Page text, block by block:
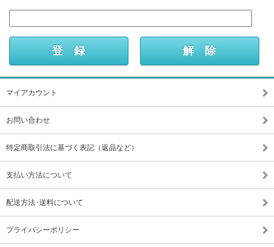
マイアカウント
お問い合わせ
特定商取引法に基づく表記（返品など）
支払い方法について
配送方法･送料について
プライバシーポリシー